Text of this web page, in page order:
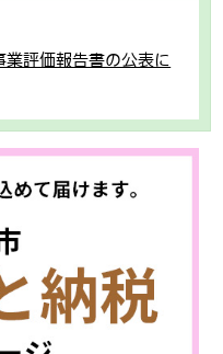
評価報告書の公表に